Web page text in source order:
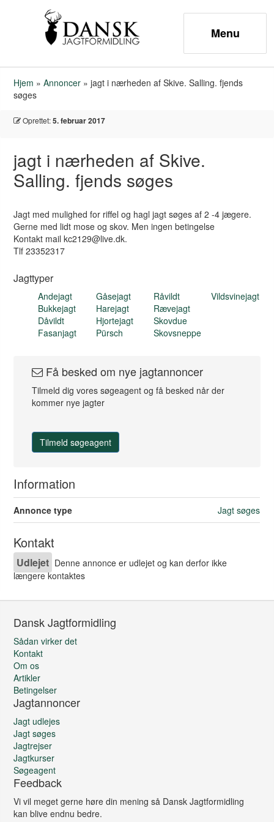
Hjem »Annoncer »jagt i nærheden af Skive. Salling. fjends
søges
Oprettet:5. februar 2017
jagt i nærheden af Skive.
Salling. fjends søges
Jagt med mulighed for riffel og hagl jagt søges af 2 -4 jægere.
Gerne med lidt mose og skov. Men ingen betingelse
Kontakt mail kc2129@live.dk.
Tlf 23352317
Jagttyper
Andejagt
Bukkejagt
Dåvildt
Fasanjagt
Gåsejagt
Harejagt
Hjortejagt
Pürsch
Råvildt
Rævejagt
Skovdue
Skovsneppe
Vildsvinejagt
Få besked om nye jagtannoncer
Tilmeld dig vores søgeagent og få besked når der
kommer nye jagter
Tilmeld søgeagent
Information
Annonce type Jagt søges
Kontakt
Udlejet Denne annonce er udlejet og kan derfor ikke
længere kontaktes
Dansk Jagtformidling
Sådan virker det
Kontakt
Om os
Artikler
Betingelser
Jagtannoncer
Jagt udlejes
Jagt søges
Jagtrejser
Jagtkurser
Søgeagent
Feedback
Vi vil meget gerne høre din mening så Dansk Jagtformidling
kan blive endnu bedre.